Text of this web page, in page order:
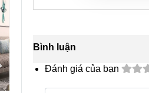
Bình luận
Đánh giá của bạn